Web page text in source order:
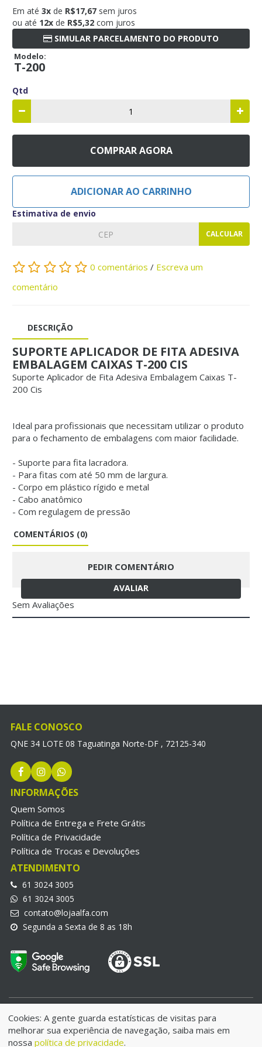
Em até 3x de R$17,67 sem juros
ou até 12x de R$5,32 com juros
SIMULAR PARCELAMENTO DO PRODUTO
Modelo:
T-200
Qtd
COMPRAR AGORA
ADICIONAR AO CARRINHO
Estimativa de envio
CALCULAR
0 comentários / Escreva um
comentário
DESCRIÇÃO
SUPORTE APLICADOR DE FITA ADESIVA
EMBALAGEM CAIXAS T-200 CIS
Suporte Aplicador de Fita Adesiva Embalagem Caixas T-
200 Cis
Ideal para profissionais que necessitam utilizar o produto
para o fechamento de embalagens com maior facilidade.
- Suporte para fita lacradora.
- Para fitas com até 50 mm de largura.
- Corpo em plástico rígido e metal
- Cabo anatômico
- Com regulagem de pressão
COMENTÁRIOS (0)
PEDIR COMENTÁRIO
AVALIAR
Sem Avaliações
Cookies: A gente guarda estatísticas de visitas para
melhorar sua experiência de navegação, saiba mais em
nossa política de privacidade.
FALE CONOSCO
QNE 34 LOTE 08 Taguatinga Norte-DF , 72125-340
INFORMAÇÕES
Quem Somos
Política de Entrega e Frete Grátis
Política de Privacidade
Política de Trocas e Devoluções
ATENDIMENTO
61 3024 3005
61 3024 3005
contato@lojaalfa.com
Segunda a Sexta de 8 as 18h
LojaAlfa.com © 2018 | Alfa Informatica Eireli | CNPJ:
25.970.692/0001-21
IE: 07.780.006/001-49 - Endereço: QNE 34 Lote 08 | Taguatinga